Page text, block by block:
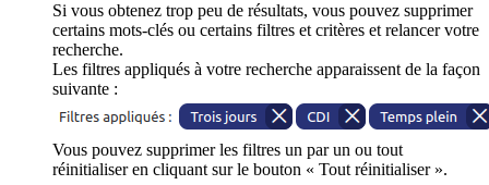
Si vous obtenez trop peu de résultats, vous pouvez supprimer
certains mots-clés ou certains filtres et critères et relancer votre
recherche.
Les filtres appliqués à votre recherche apparaissent de la façon
suivante :
Vous pouvez supprimer les filtres un par un ou tout
réinitialiser en cliquant sur le bouton « Tout réinitialiser ».